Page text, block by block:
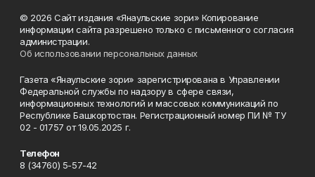
© 2026 Сайт издания «Янаульские зори» Копирование
информации сайта разрешено только с письменного согласия
администрации.
Об использовании персональных данных
Газета «Янаульские зори» зарегистрирована в Управлении
Федеральной службы по надзору в сфере связи,
информационных технологий и массовых коммуникаций по
Республике Башкортостан. Регистрационный номер ПИ № ТУ
02 - 01757 от 19.05.2025 г.
Телефон
8 (34760) 5-57-42